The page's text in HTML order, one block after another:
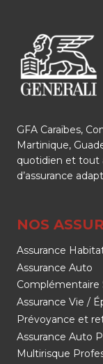
GFA Caraïbes,
Martinique,
quotidien et tout
d’assurance
NOS
Assurance
Assurance Auto
Complémentaire
Assurance Vie /
Prévoyance et
Assurance Auto
Multirisque